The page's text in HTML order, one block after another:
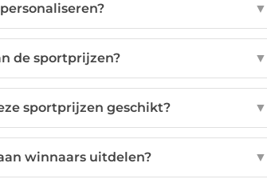
▼
de sportprijzen? ▼
sportprijzen geschikt? ▼
winnaars uitdelen? ▼